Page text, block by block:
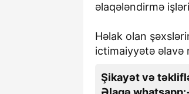
əlaqələndirmə
Həlak olan
ictimaiyyətə əlavə
Şikayət və